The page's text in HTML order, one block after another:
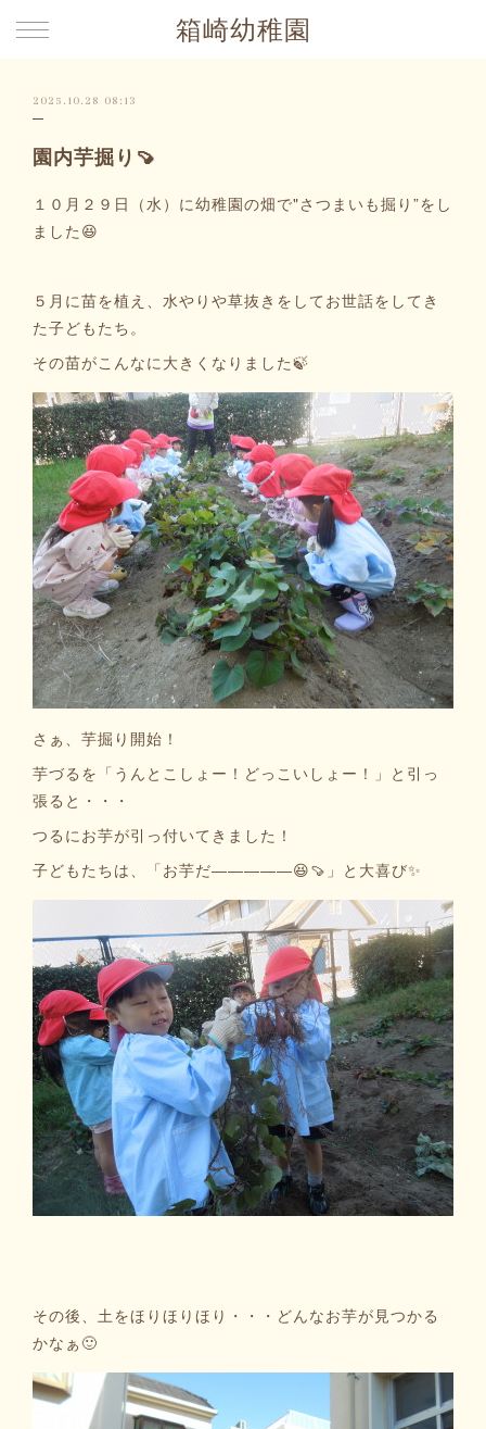
箱崎幼稚園
2025.10.28 08:13
園内芋掘り🍠
１０月２９日（水）に幼稚園の畑で"さつまいも掘り”をし
ました😆
５月に苗を植え、水やりや草抜きをしてお世話をしてき
た子どもたち。
その苗がこんなに大きくなりました🍃
さぁ、芋掘り開始！
芋づるを「うんとこしょー！どっこいしょー！」と引っ
張ると・・・
つるにお芋が引っ付いてきました！
子どもたちは、「お芋だ―――――😆🍠」と大喜び✨
その後、土をほりほりほり・・・どんなお芋が見つかる
かなぁ🙂